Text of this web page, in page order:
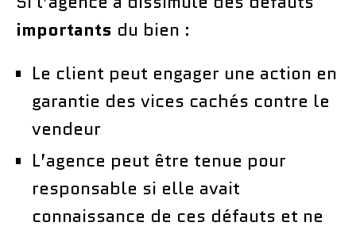
importants du bien :
Le client peut engager une action en
garantie des vices cachés contre le
vendeur
L’agence peut être tenue pour
responsable si elle avait
connaissance de ces défauts et ne